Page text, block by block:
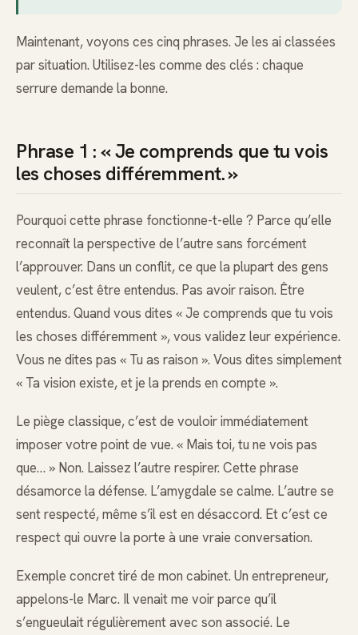
Maintenant, voyons ces cinq phrases. Je les ai classées
par situation. Utilisez-les comme des clés : chaque
serrure demande la bonne.
Phrase 1 : « Je comprends que tu vois
les choses différemment. »
Pourquoi cette phrase fonctionne-t-elle ? Parce qu’elle
reconnaît la perspective de l’autre sans forcément
l’approuver. Dans un conflit, ce que la plupart des gens
veulent, c’est être entendus. Pas avoir raison. Être
entendus. Quand vous dites « Je comprends que tu vois
les choses différemment », vous validez leur expérience.
Vous ne dites pas « Tu as raison ». Vous dites simplement
« Ta vision existe, et je la prends en compte ».
Le piège classique, c’est de vouloir immédiatement
imposer votre point de vue. « Mais toi, tu ne vois pas
que… » Non. Laissez l’autre respirer. Cette phrase
désamorce la défense. L’amygdale se calme. L’autre se
sent respecté, même s’il est en désaccord. Et c’est ce
respect qui ouvre la porte à une vraie conversation.
Exemple concret tiré de mon cabinet. Un entrepreneur,
appelons-le Marc. Il venait me voir parce qu’il
s’engueulait régulièrement avec son associé. Le